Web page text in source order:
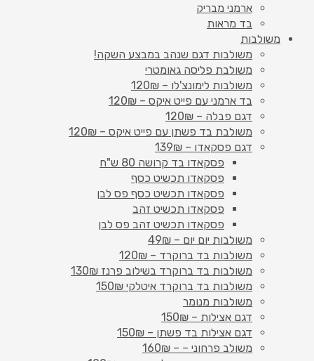
ארמני מבריק
בד מראות
משולבות
משולבות דגם שנהב במבצע השקה!
משולבת פליסה גאומטרי
משולבות לימונצ'לו – 120₪
בד ארמני עם פייט איקס – 120₪
דגם פבלה – 120₪
משולבת בד פשתן עם פייט איקס – 120₪
דגם פסקאדו – 139₪
פסקאדו בד קרושה 80 ש"ח
פסקאדו תכשיט כסף
פסקאדו תכשיט כסף פס לבן
פסקאדו תכשיט זהב
פסקאדו תכשיט זהב פס לבן
משולבות יום יום – 49₪
משולבות בד ברוקרד – 120₪
משולבות בד ברוקרד בשילוב פרנז 130₪
משולבות בד ברוקרד איטלקי 150₪
משולבות מנומר
דגם אצילות – 150₪
דגם אצילות בד פשתן – 150₪
משולב פרחוני – – 160₪